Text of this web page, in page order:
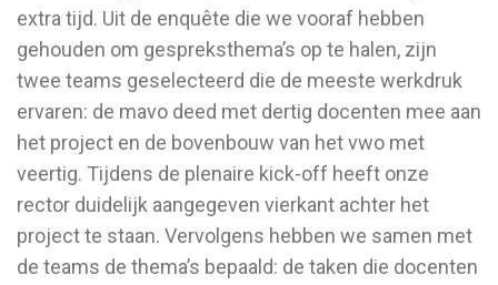
extra tijd. Uit de enquête die we vooraf hebben
gehouden om gespreksthema’s op te halen, zijn
twee teams geselecteerd die de meeste werkdruk
ervaren: de mavo deed met dertig docenten mee aan
het project en de bovenbouw van het vwo met
veertig. Tijdens de plenaire kick-off heeft onze
rector duidelijk aangegeven vierkant achter het
project te staan. Vervolgens hebben we samen met
de teams de thema’s bepaald: de taken die docenten